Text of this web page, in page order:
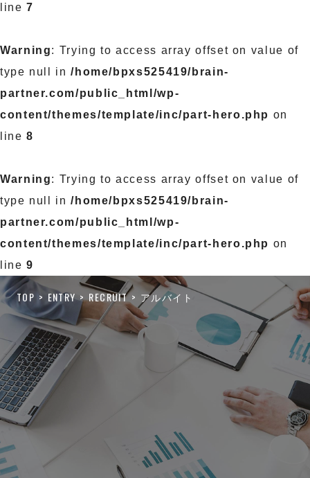
line7
Warning: Trying to access array offset on value of
type null in/home/bpxs525419/brain-
partner.com/public_html/wp-
content/themes/template/inc/part-hero.php on
line8
Warning: Trying to access array offset on value of
type null in/home/bpxs525419/brain-
partner.com/public_html/wp-
content/themes/template/inc/part-hero.php on
line9
TOP ENTRY RECRUIT アルバイト